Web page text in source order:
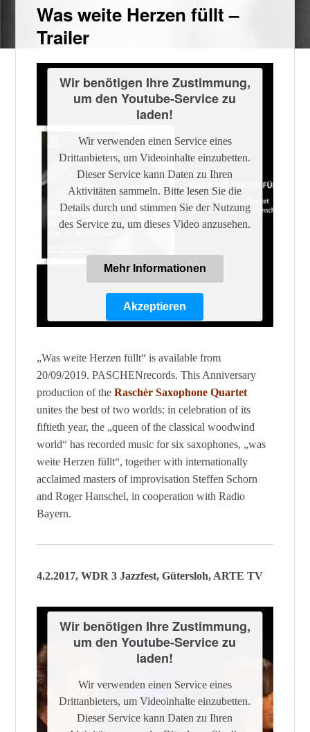
Was weite Herzen füllt –
Trailer
Wir benötigen Ihre Zustimmung,
um den Youtube-Service zu
laden!
Wir verwenden einen Service eines
Drittanbieters, um Videoinhalte einzubetten.
Dieser Service kann Daten zu Ihren
Aktivitäten sammeln. Bitte lesen Sie die
Details durch und stimmen Sie der Nutzung
des Service zu, um dieses Video anzusehen.
Mehr Informationen
Akzeptieren
Management Platform
„Was weite Herzen füllt“ is available from
20/09/2019. PASCHENrecords. This Anniversary
production of theRaschèr Saxophone Quartet
unites the best of two worlds: in celebration of its
fiftieth year, the „queen of the classical woodwind
world“ has recorded music for six saxophones, „was
weite Herzen füllt“, together with internationally
acclaimed masters of improvisation Steffen Schorn
and Roger Hanschel, in cooperation with Radio
Bayern.
4.2.2017, WDR 3 Jazzfest, Gütersloh, ARTE TV
Wir benötigen Ihre Zustimmung,
um den Youtube-Service zu
laden!
Wir verwenden einen Service eines
Drittanbieters, um Videoinhalte einzubetten.
Dieser Service kann Daten zu Ihren